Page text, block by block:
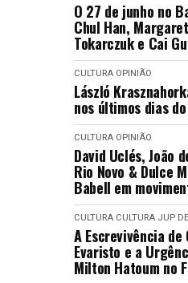
O 27 de junho no
Chul Han,
Tokarczuk e Cai
CULTURA OPINIÃO
László
nos últimos dias
CULTURA OPINIÃO
David Uclés, João
Rio Novo & Dulce
Babell em
CULTURA CULTURA JUP
A Escrevivência de
Evaristo e a
Milton Hatoum no